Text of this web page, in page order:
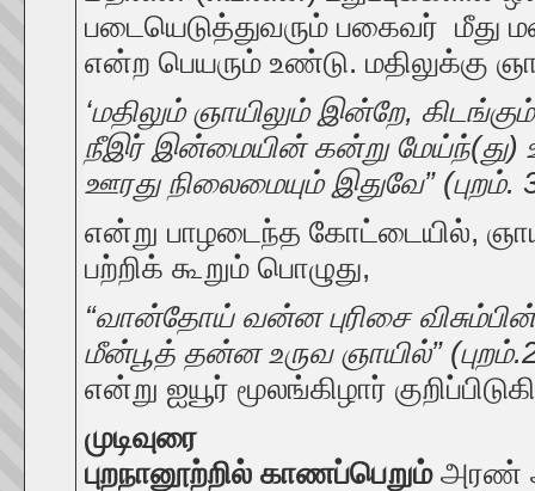
படையெடுத்துவரும் பகைவர் மீது
என்ற பெயரும் உண்டு. மதிலுக்கு
‘மதிலும் ஞாயிலும் இன்றே, கிடங்கும்
நீஇர் இன்மையின் கன்று மேய்ந்(து)
ஊரது நிலைமையும் இதுவே” (புறம்.
என்று பாழடைந்த கோட்டையில்,
பற்றிக் கூறும் பொழுது,
“வான்தோய் வன்ன புரிசை விசும்பின்
மீன்பூத் தன்ன உருவ ஞாயில்”
என்று ஐயூர் மூலங்கிழார்
முடிவுரை
புறநானூற்றில் காணப்பெறும்அரண்